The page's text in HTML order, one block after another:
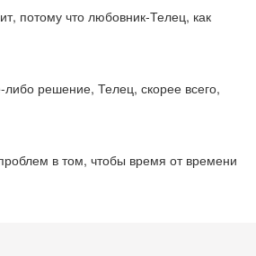
потому что любовник-Телец, как
решение, Телец, скорее всего,
в том, чтобы время от времени